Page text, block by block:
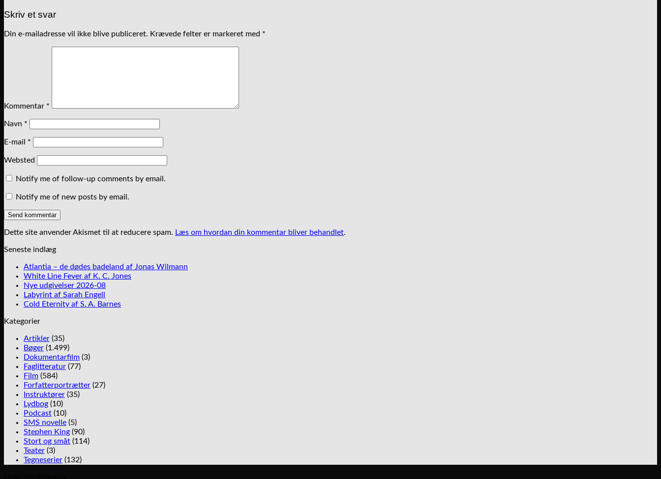
Skriv et svar
Din e-mailadresse vil ikke blive publiceret. Krævede felter er markeret med *
Kommentar *
Navn *
E-mail *
Websted
Notify me of follow-up comments by email.
Notify me of new posts by email.
Dette site anvender Akismet til at reducere spam. Læs om hvordan din kommentar bliver behandlet.
Seneste indlæg
Atlantia – de dødes badeland af Jonas Wilmann
White Line Fever af K. C. Jones
Nye udgivelser 2026-08
Labyrint af Sarah Engell
Cold Eternity af S. A. Barnes
Kategorier
Artikler (35)
Bøger (1.499)
Dokumentarfilm (3)
Faglitteratur (77)
Film (584)
Forfatterportrætter (27)
Instruktører (35)
Lydbog (10)
Podcast (10)
SMS novelle (5)
Stephen King (90)
Stort og småt (114)
Teater (3)
Tegneserier (132)